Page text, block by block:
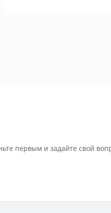
первым и задайте свой